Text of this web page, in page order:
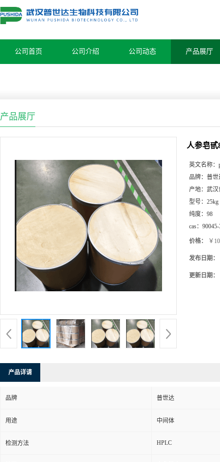
公司首页 公司介绍 公司动态 产品展厅
产品展厅
人参皂甙
英文名称：
品牌： 普世
产地： 武汉
型号： 25kg
纯度： 98
cas：
价格： ￥
发布日期：
更新日期：
产品详请
品牌 普世达
用途 中间体
检测方法 HPLC